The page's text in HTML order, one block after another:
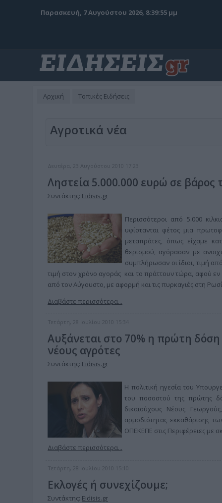
Παρασκευή, 7 Αυγούστου 2026, 8:39:56 μμ
Αρχική Τοπικές Ειδήσεις
Αγροτικά νέα
Δευτέρα, 23 Αυγούστου 2010 17:23
Ληστεία 5.000.000 ευρώ σε
Συντάκτης: Eidisis.gr
Περισσότεροι από 5.000
υφίστανται φέτος μια
μεταπράτες, όπως είχαμε
θερισμού, αγόρασαν με
συμπλήρωσαν οι ίδιοι, τιμή
τιμή στον χρόνο αγοράς και το πράττουν τώρα, αφού
από τον Αύγουστο, με αφορμή και τις πυρκαγιές στη
Διαβάστε περισσότερα...
Τετάρτη, 28 Ιουλίου 2010 15:34
Αυξάνεται στο 70% η πρώτη
νέους αγρότες
Συντάκτης: Eidisis.gr
Η πολιτική ηγεσία του
του ποσοστού της πρώτης
δικαιούχους Νέους
αρμοδιότητας εκκαθάρισης
ΟΠΕΚΕΠΕ στις Περιφέρειες με
Διαβάστε περισσότερα...
Τετάρτη, 28 Ιουλίου 2010 15:10
Εκλογές ή συνεχίζουμε;
Συντάκτης: Eidisis.gr